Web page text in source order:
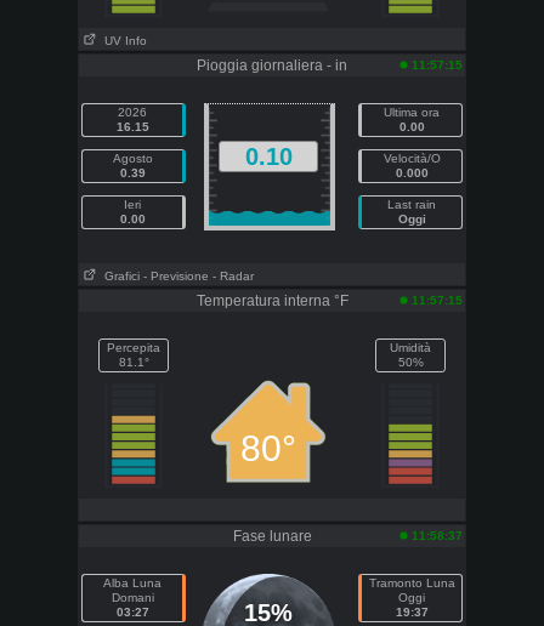
UV Info
Pioggia giornaliera - in 11:57:15
2026
16.15
Agosto
0.39
Ieri
0.00
0.10
Ultima ora
0.00
Velocità/O
0.000
Last rain
Oggi
Grafici - Previsione - Radar
Temperatura interna °F 11:57:15
Percepita
81.1°
80°
Umidità
50%
Fase lunare 11:58:37
Alba Luna
Domani
03:27
15%
Tramonto Luna
Oggi
19:37